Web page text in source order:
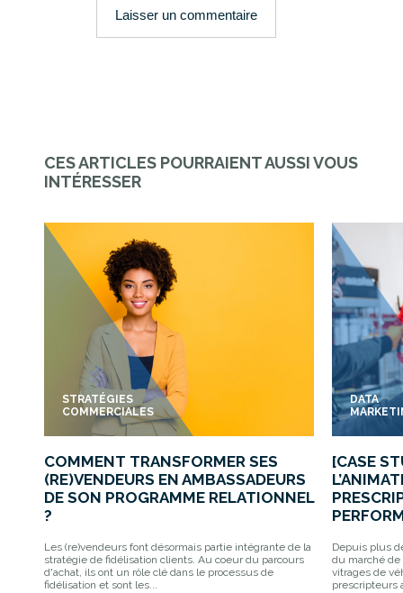
CES ARTICLES POURRAIENT AUSSI VOUS
INTÉRESSER
STRATÉGIES
COMMERCIALES
COMMENT TRANSFORMER SES
(RE)VENDEURS EN AMBASSADEURS
DE SON PROGRAMME RELATIONNEL
?
Les (re)vendeurs font désormais partie intégrante de la
stratégie de fidélisation clients. Au coeur du parcours
d'achat, ils ont un rôle clé dans le processus de
fidélisation et sont les...
DATA
[CASE
Depuis plus
du marché
vitrages de
prescripteurs